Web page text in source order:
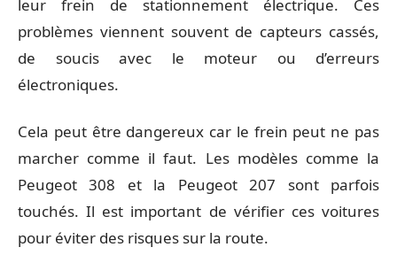
leur frein de stationnement électrique. Ces
problèmes viennent souvent de capteurs cassés,
de soucis avec le moteur ou d’erreurs
électroniques.
Cela peut être dangereux car le frein peut ne pas
marcher comme il faut. Les modèles comme la
Peugeot 308 et la Peugeot 207 sont parfois
touchés. Il est important de vérifier ces voitures
pour éviter des risques sur la route.